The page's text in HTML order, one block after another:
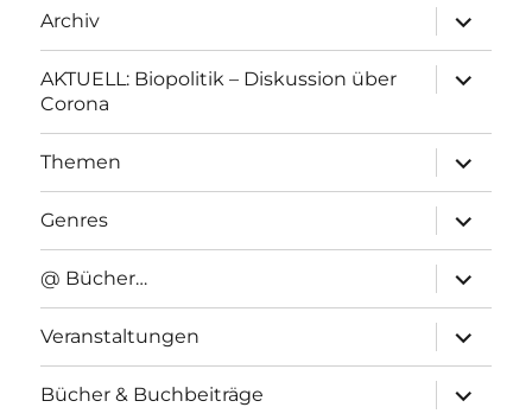
Archiv
anzeigen
AKTUELL: Biopolitik – Diskussion über
Corona
anzeigen
Themen
anzeigen
Genres
anzeigen
@ Bücher…
anzeigen
Veranstaltungen
anzeigen
Bücher & Buchbeiträge
anzeigen